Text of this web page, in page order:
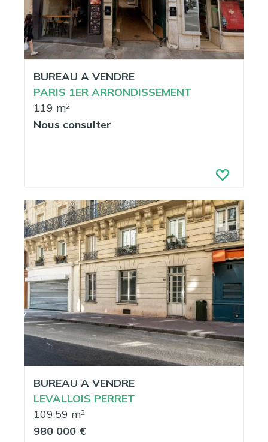
BUREAU A VENDRE
PARIS 1ER ARRONDISSEMENT
119 m2
Nous consulter
BUREAU A VENDRE
LEVALLOIS PERRET
109.59 m2
980 000 €